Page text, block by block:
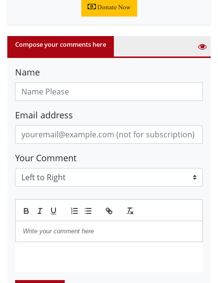
Donate Now
Compose your comments here
Name
Email address
Your Comment